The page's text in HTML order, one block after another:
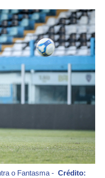
o Fantasma - Crédito: